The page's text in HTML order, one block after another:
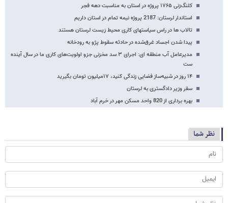
کلنگ‌زنی ۱۷۶۵ پروژه در استان به مناسبت دهه فجر
استاندار لرستان: 2187 پروژه نیمه ‌تمام در استان داریم
تالاب ها در راس سیاستهای کاری محیط زیست لرستان هستند
پیدا شدن اجساد غرق‌شده در حادثه سقوط پژو به رودخانه
مدیرعامل آب منطقه ای: اجرای ۳ سد مخزنی جزو اولویت‌های کاری ما در سال آینده
ست
۱۴ روز در شبیه‌ساز فضایی زندگی کنید، ۱۷میلیون تومان بگیرید
سفر وزیر دادگستری به لرستان
بهره برداری از 820 واحد مسکن مهر در خرم آباد
نظر شما